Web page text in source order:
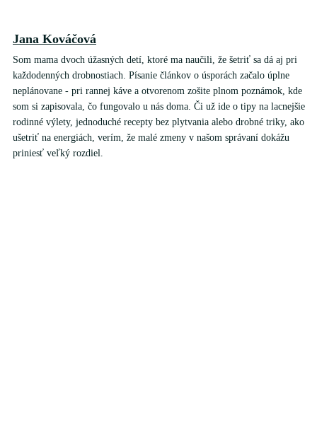
Jana Kováčová
Som mama dvoch úžasných detí, ktoré ma naučili, že šetriť sa dá aj pri
každodenných drobnostiach. Písanie článkov o úsporách začalo úplne
neplánovane - pri rannej káve a otvorenom zošite plnom poznámok, kde
som si zapisovala, čo fungovalo u nás doma. Či už ide o tipy na lacnejšie
rodinné výlety, jednoduché recepty bez plytvania alebo drobné triky, ako
ušetriť na energiách, verím, že malé zmeny v našom správaní dokážu
priniesť veľký rozdiel.